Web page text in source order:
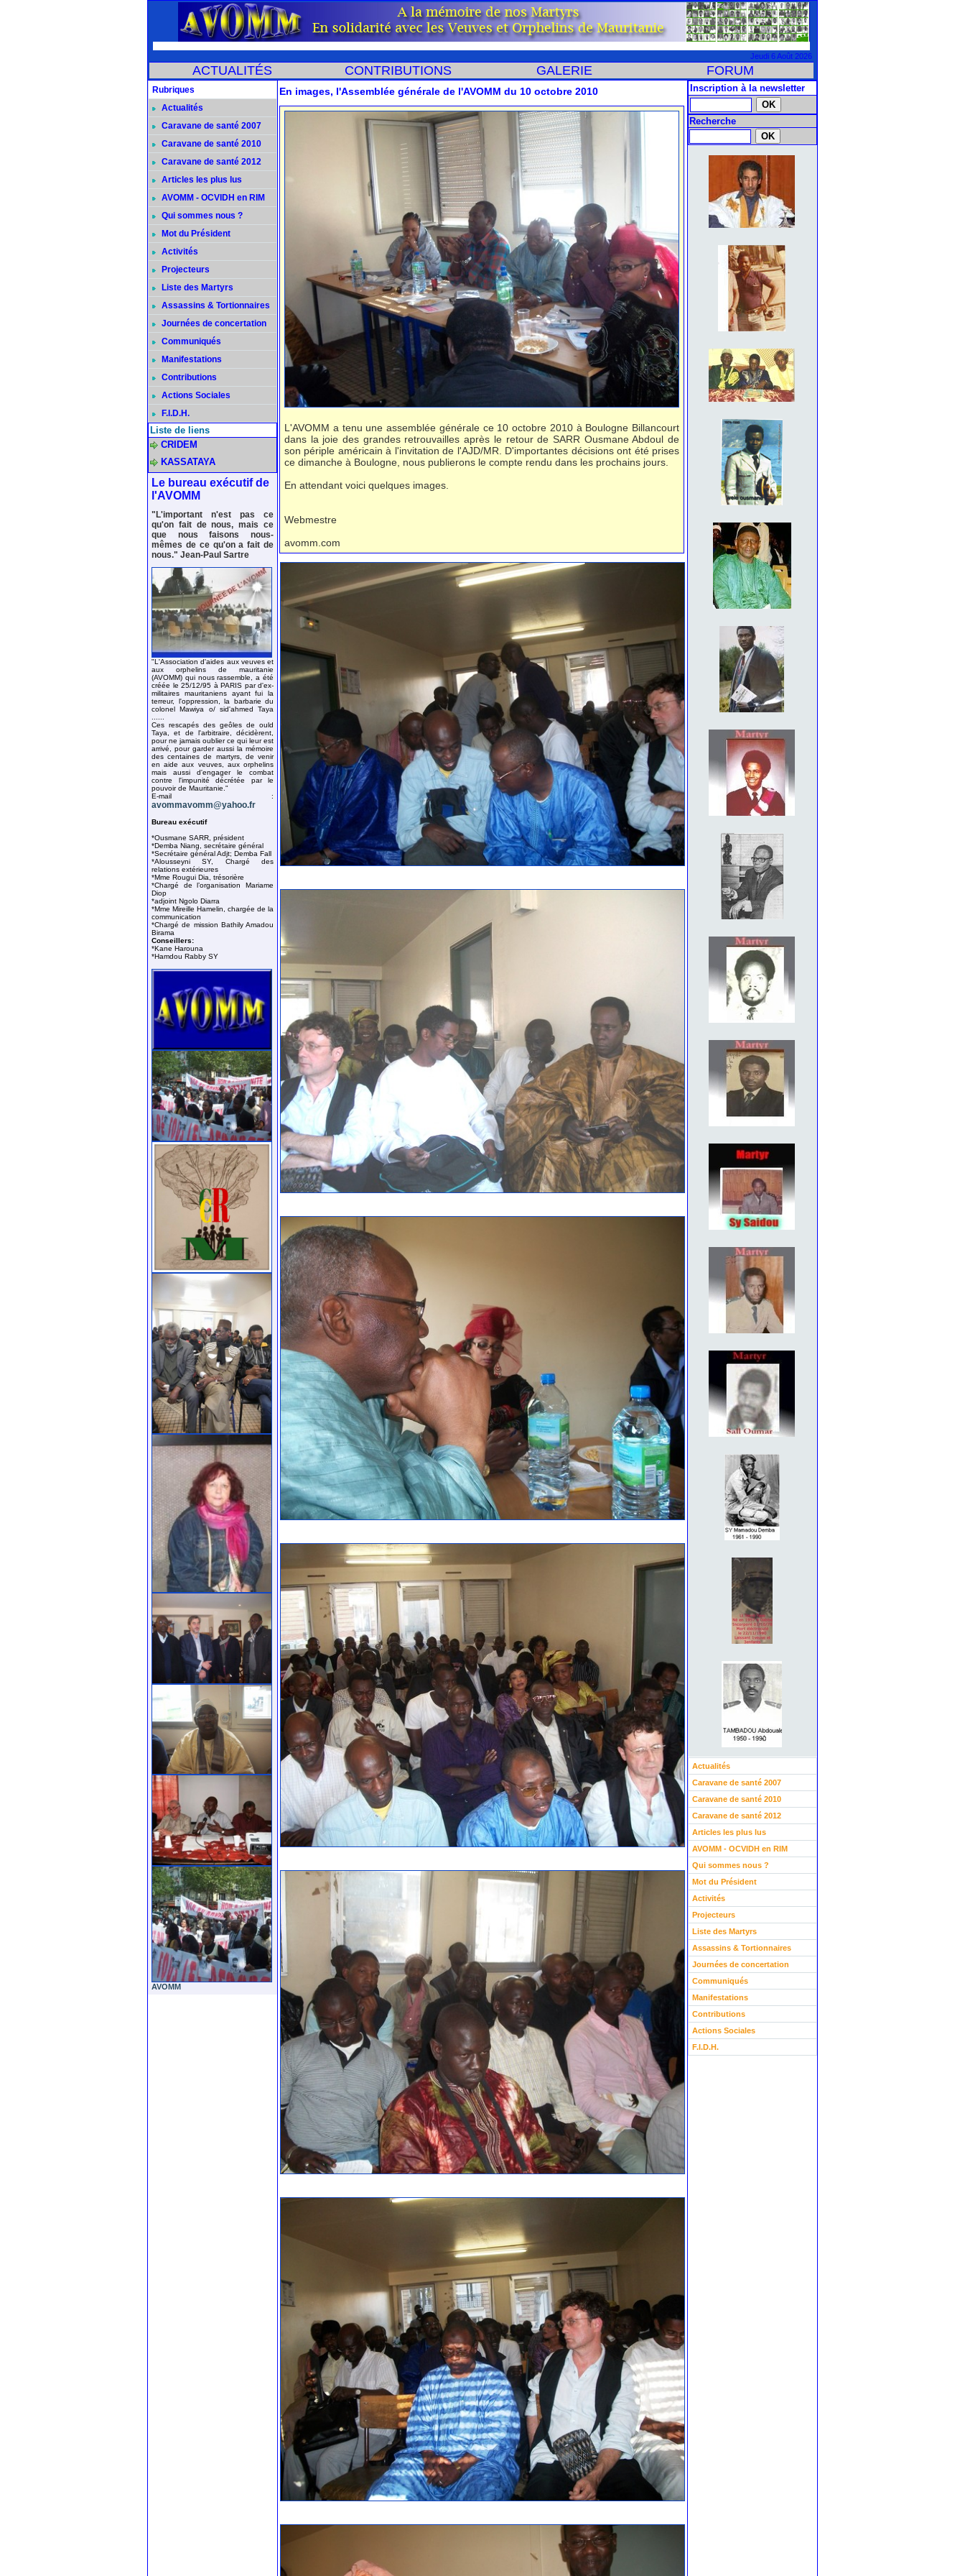
Jeudi 6 Août 2026
ACTUALITÉS CONTRIBUTIONS GALERIE FORUM
Rubriques
Actualités
Caravane de santé 2007
Caravane de santé 2010
Caravane de santé 2012
Articles les plus lus
AVOMM - OCVIDH en RIM
Qui sommes nous ?
Mot du Président
Activités
Projecteurs
Liste des Martyrs
Assassins & Tortionnaires
Journées de concertation
Communiqués
Manifestations
Contributions
Actions Sociales
F.I.D.H.
Liste de liens
CRIDEM
KASSATAYA
Le bureau exécutif de
l'AVOMM
"L'important n'est pas ce
qu'on fait de nous, mais ce
que nous faisons nous-
mêmes de ce qu'on a fait de
nous." Jean-Paul Sartre
"L'Association d'aides aux veuves et
aux orphelins de mauritanie
(AVOMM) qui nous rassemble, a été
créée le 25/12/95 à PARIS par d'ex-
militaires mauritaniens ayant fui la
terreur, l'oppression, la barbarie du
colonel Mawiya o/ sid'ahmed Taya
Ces rescapés des geôles de ould
Taya, et de l'arbitraire, décidèrent,
pour ne jamais oublier ce qui leur est
arrivé, pour garder aussi la mémoire
des centaines de martyrs, de venir
en aide aux veuves, aux orphelins
mais aussi d'engager le combat
contre l'impunité décrétée par le
pouvoir de Mauritanie."
E-mail :
avommavomm@yahoo.fr
Bureau exécutif
*Ousmane SARR, président
*Demba Niang, secrétaire général
*Secrétaire général Adjt; Demba Fall
*Alousseyni SY, Chargé des
relations extérieures
*Mme Rougui Dia, trésorière
*Chargé de l’organisation Mariame
Diop
*adjoint Ngolo Diarra
*Mme Mireille Hamelin, chargée de la
communication
*Chargé de mission Bathily Amadou
Birama
Conseillers:
*Kane Harouna
*Hamdou Rabby SY
AVOMM
En images, l'Assemblée générale de l'AVOMM du 10 octobre 2010
L'AVOMM a tenu une assemblée générale ce 10 octobre 2010 à Boulogne Billancourt
dans la joie des grandes retrouvailles après le retour de SARR Ousmane Abdoul de
son périple américain à l'invitation de l'AJD/MR. D'importantes décisions ont été prises
ce dimanche à Boulogne, nous publierons le compte rendu dans les prochains jours.
En attendant voici quelques images.
Webmestre
avomm.com
Inscription à la newsletter
Recherche
Actualités
Caravane de santé 2007
Caravane de santé 2010
Caravane de santé 2012
Articles les plus lus
AVOMM - OCVIDH en RIM
Qui sommes nous ?
Mot du Président
Activités
Projecteurs
Liste des Martyrs
Assassins & Tortionnaires
Journées de concertation
Communiqués
Manifestations
Contributions
Actions Sociales
F.I.D.H.